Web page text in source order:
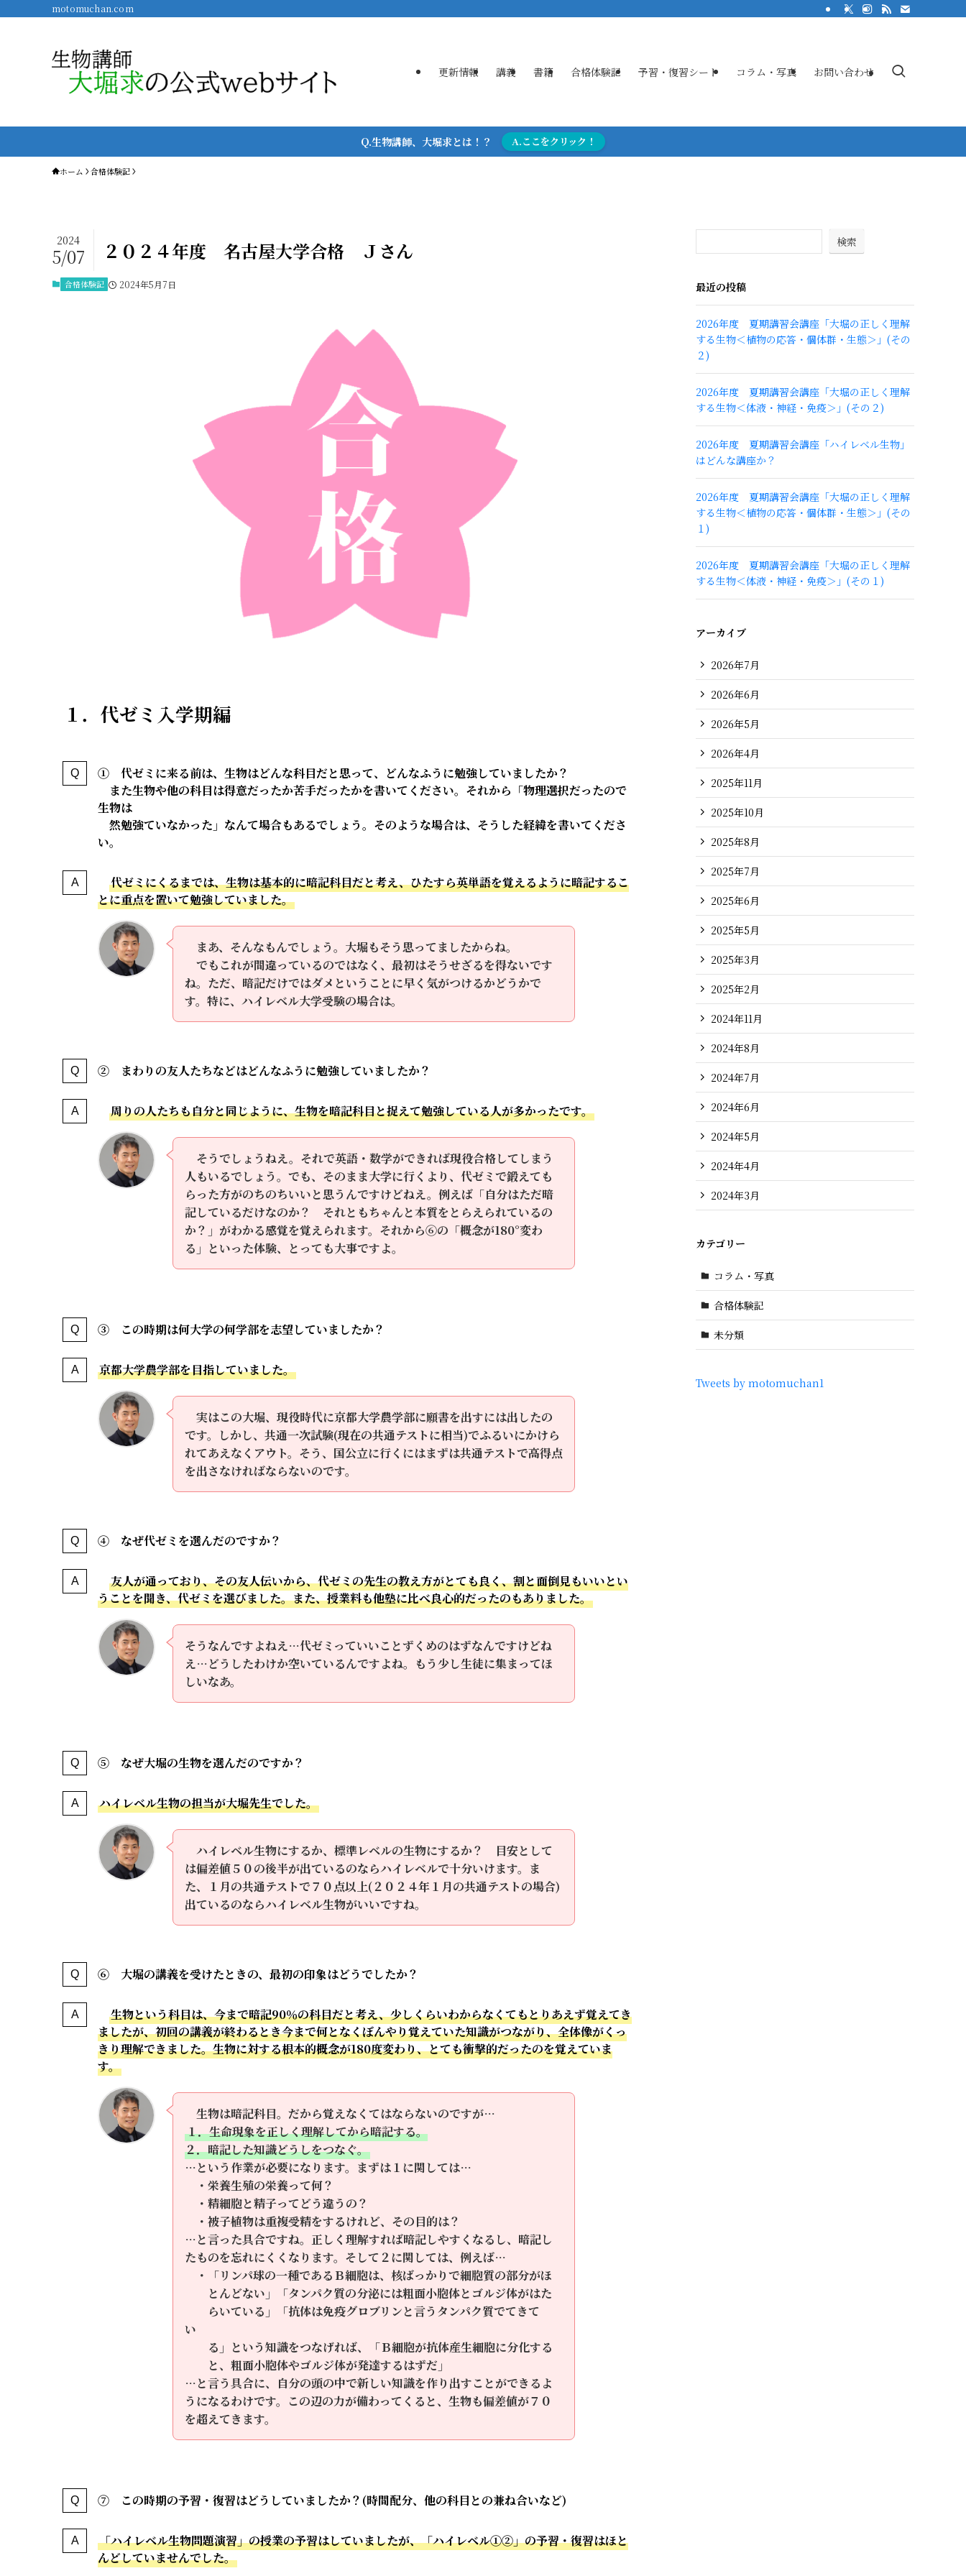
motomuchan.com
更新情報 講義 書籍 合格体験記 予習・復習シート コラム・写真 お問い合わせ
Q.生物講師、大堀求とは！？ A.ここをクリック！
ホーム 合格体験記
２０２４年度 名古屋大学合格 Ｊさん
2024
5/07
合格体験記 2024年5月7日
１．代ゼミ入学期編
① 代ゼミに来る前は、生物はどんな科目だと思って、どんなふうに勉強していましたか？
また生物や他の科目は得意だったか苦手だったかを書いてください。それから「物理選択だったので
生物は
然勉強ていなかった」なんて場合もあるでしょう。そのような場合は、そうした経緯を書いてくださ
い。
代ゼミにくるまでは、生物は基本的に暗記科目だと考え、ひたすら英単語を覚えるように暗記するこ
とに重点を置いて勉強していました。
まあ、そんなもんでしょう。大堀もそう思ってましたからね。
でもこれが間違っているのではなく、最初はそうせざるを得ないです
ね。ただ、暗記だけではダメということに早く気がつけるかどうかで
す。特に、ハイレベル大学受験の場合は。
② まわりの友人たちなどはどんなふうに勉強していましたか？
周りの人たちも自分と同じように、生物を暗記科目と捉えて勉強している人が多かったです。
そうでしょうねえ。それで英語・数学ができれば現役合格してしまう
人もいるでしょう。でも、そのまま大学に行くより、代ゼミで鍛えても
らった方がのちのちいいと思うんですけどねえ。例えば「自分はただ暗
記しているだけなのか？ それともちゃんと本質をとらえられているの
か？」がわかる感覚を覚えられます。それから⑥の「概念が180°変わ
る」といった体験、とっても大事ですよ。
③ この時期は何大学の何学部を志望していましたか？
京都大学農学部を目指していました。
実はこの大堀、現役時代に京都大学農学部に願書を出すには出したの
です。しかし、共通一次試験(現在の共通テストに相当)でふるいにかけら
れてあえなくアウト。そう、国公立に行くにはまずは共通テストで高得点
を出さなければならないのです。
④ なぜ代ゼミを選んだのですか？
友人が通っており、その友人伝いから、代ゼミの先生の教え方がとても良く、割と面倒見もいいとい
うことを聞き、代ゼミを選びました。また、授業料も他塾に比べ良心的だったのもありました。
そうなんですよねえ…代ゼミっていいことずくめのはずなんですけどね
え…どうしたわけか空いているんですよね。もう少し生徒に集まってほ
しいなあ。
⑤ なぜ大堀の生物を選んだのですか？
ハイレベル生物の担当が大堀先生でした。
ハイレベル生物にするか、標準レベルの生物にするか？ 目安として
は偏差値５０の後半が出ているのならハイレベルで十分いけます。ま
た、１月の共通テストで７０点以上(２０２４年１月の共通テストの場合)
出ているのならハイレベル生物がいいですね。
⑥ 大堀の講義を受けたときの、最初の印象はどうでしたか？
生物という科目は、今まで暗記90％の科目だと考え、少しくらいわからなくてもとりあえず覚えてき
ましたが、初回の講義が終わるとき今まで何となくぼんやり覚えていた知識がつながり、全体像がくっ
きり理解できました。生物に対する根本的概念が180度変わり、とても衝撃的だったのを覚えていま
す。
生物は暗記科目。だから覚えなくてはならないのですが…
１．生命現象を正しく理解してから暗記する。
２．暗記した知識どうしをつなぐ。
…という作業が必要になります。まずは１に関しては…
・栄養生殖の栄養って何？
・精細胞と精子ってどう違うの？
・被子植物は重複受精をするけれど、その目的は？
…と言った具合ですね。正しく理解すれば暗記しやすくなるし、暗記し
たものを忘れにくくなります。そして２に関しては、例えば…
・「リンパ球の一種であるＢ細胞は、核ばっかりで細胞質の部分がほ
とんどない」「タンパク質の分泌には粗面小胞体とゴルジ体がはた
らいている」「抗体は免疫グロブリンと言うタンパク質でてきて
い
る」という知識をつなげれば、「Ｂ細胞が抗体産生細胞に分化する
と、粗面小胞体やゴルジ体が発達するはずだ」
…と言う具合に、自分の頭の中で新しい知識を作り出すことができるよ
うになるわけです。この辺の力が備わってくると、生物も偏差値が７０
を超えてきます。
⑦ この時期の予習・復習はどうしていましたか？(時間配分、他の科目との兼ね合いなど)
「ハイレベル生物問題演習」の授業の予習はしていましたが、「ハイレベル①②」の予習・復習はほと
んどしていませんでした。
検索
最近の投稿
2026年度 夏期講習会講座「大堀の正しく理解
する生物＜植物の応答・個体群・生態＞」(その
２)
2026年度 夏期講習会講座「大堀の正しく理解
する生物＜体液・神経・免疫＞」(その２)
2026年度 夏期講習会講座「ハイレベル生物」
はどんな講座か？
2026年度 夏期講習会講座「大堀の正しく理解
する生物＜植物の応答・個体群・生態＞」(その
１)
2026年度 夏期講習会講座「大堀の正しく理解
する生物＜体液・神経・免疫＞」(その１)
アーカイブ
2026年7月
2026年6月
2026年5月
2026年4月
2025年11月
2025年10月
2025年8月
2025年7月
2025年6月
2025年5月
2025年3月
2025年2月
2024年11月
2024年8月
2024年7月
2024年6月
2024年5月
2024年4月
2024年3月
カテゴリー
コラム・写真
合格体験記
未分類
Tweets by motomuchan1